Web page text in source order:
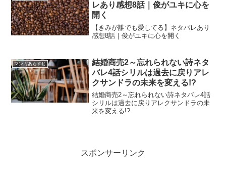
レあり感想8話｜俊がユキに心を
開く
【きみが誰でも愛してる】ネタバレあり
感想8話｜俊がユキに心を開く
マンガあらすじ
結婚商売2～忘れられない詩ネタ
バレ4話シリルは過去に戻りアレ
クサンドラの未来を変える!?
結婚商売2～忘れられない詩ネタバレ4話
シリルは過去に戻りアレクサンドラの未
来を変える!?
スポンサーリンク